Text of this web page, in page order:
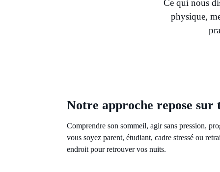
Ce qui nous
physique,
Notre approche repose
Comprendre son sommeil, agir sans pression,
vous soyez parent, étudiant, cadre stressé ou
endroit pour retrouver vos nuits.